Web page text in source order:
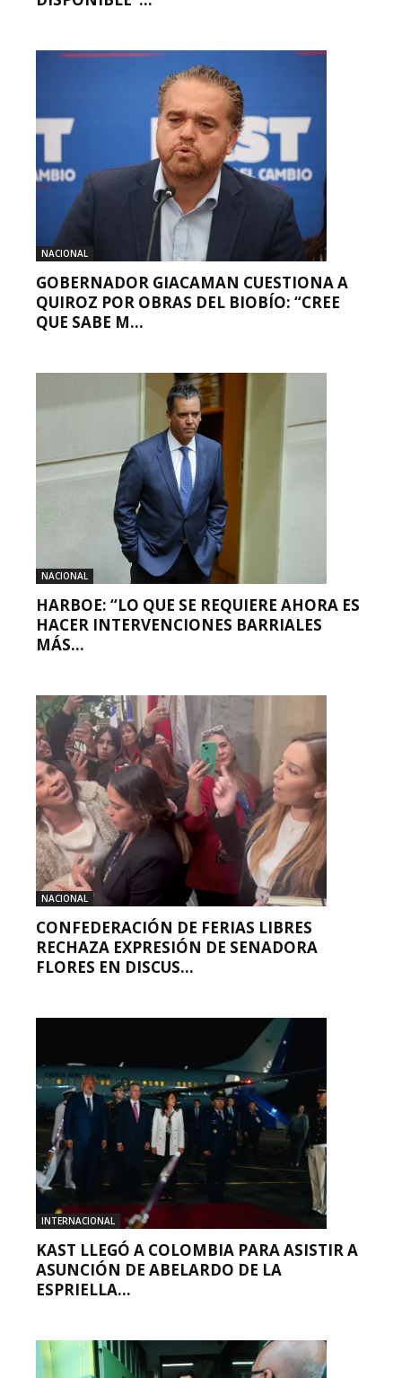
NACIONAL
GOBERNADOR GIACAMAN CUESTIONA A
QUIROZ POR OBRAS DEL BIOBÍO: “CREE
QUE SABE M...
NACIONAL
HARBOE: “LO QUE SE REQUIERE AHORA ES
HACER INTERVENCIONES BARRIALES
MÁS...
NACIONAL
CONFEDERACIÓN DE FERIAS LIBRES
RECHAZA EXPRESIÓN DE SENADORA
FLORES EN DISCUS...
INTERNACIONAL
KAST LLEGÓ A COLOMBIA PARA ASISTIR A
ASUNCIÓN DE ABELARDO DE LA
ESPRIELLA...